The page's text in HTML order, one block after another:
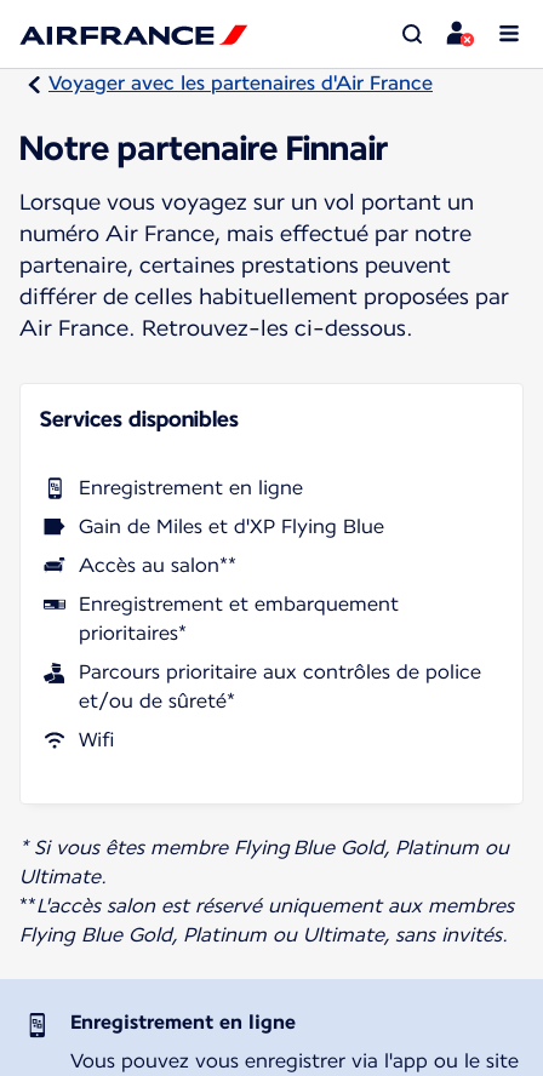
Voyager avec les partenaires d'Air France
Notre partenaire Finnair
Lorsque vous voyagez sur un vol portant un
numéro Air France, mais effectué par notre
partenaire, certaines prestations peuvent
différer de celles habituellement proposées par
Air France. Retrouvez-les ci-dessous.
Services disponibles
Enregistrement en ligne
Gain de Miles et d'XP Flying Blue
Accès au salon**
Enregistrement et embarquement
prioritaires*
Parcours prioritaire aux contrôles de police
et/ou de sûreté*
Wifi
* Si vous êtes membre Flying Blue Gold, Platinum ou
Ultimate.
**L'accès salon est réservé uniquement aux membres
Flying Blue Gold, Platinum ou Ultimate, sans invités.
Enregistrement en ligne
Vous pouvez vous enregistrer via l'app ou le site